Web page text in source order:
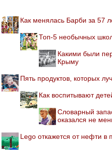
Как менялась Барби за 57
Топ-5 необычных
Какими были
Крыму
Пять продуктов, которых
Как воспитывают
Словарный
оказался не
Lego откажется от нефти в